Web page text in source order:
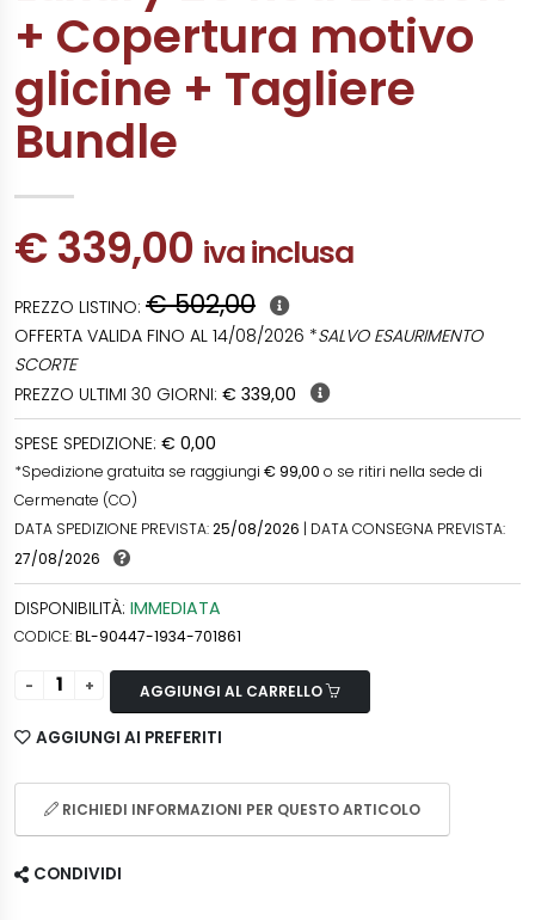
+ Copertura motivo
glicine + Tagliere
Bundle
€ 339,00 iva inclusa
PREZZO LISTINO: € 502,00
OFFERTA VALIDA FINO AL 14/08/2026 *SALVO ESAURIMENTO
SCORTE
PREZZO ULTIMI 30 GIORNI: € 339,00
SPESE SPEDIZIONE: € 0,00
*Spedizione gratuita se raggiungi € 99,00 o se ritiri nella sede di
Cermenate (CO)
DATA SPEDIZIONE PREVISTA:25/08/2026 | DATA CONSEGNA PREVISTA:
27/08/2026
DISPONIBILITÀ: IMMEDIATA
CODICE:BL-90447-1934-701861
AGGIUNGI AL CARRELLO
AGGIUNGI AI PREFERITI
RICHIEDI INFORMAZIONI PER QUESTO ARTICOLO
CONDIVIDI